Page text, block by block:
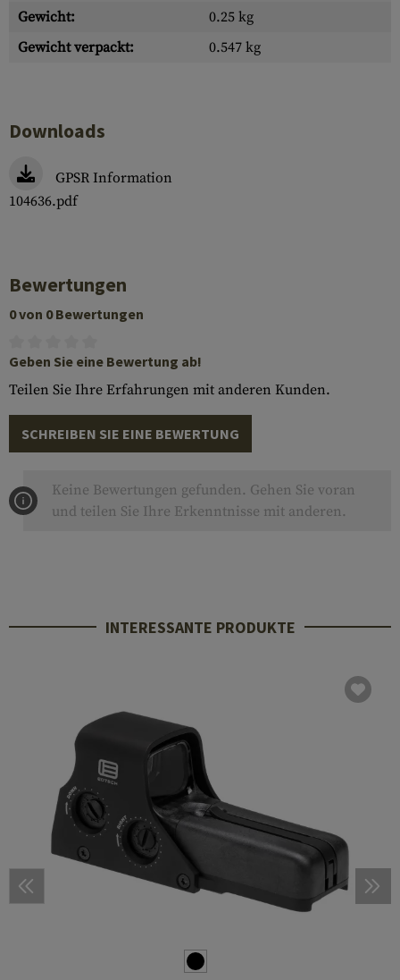
Gewicht:
0.25 kg
Gewicht verpackt:
0.547 kg
Downloads
GPSR Information
104636.pdf
Bewertungen
0 von 0 Bewertungen
Geben Sie eine Bewertung ab!
Teilen Sie Ihre Erfahrungen mit anderen Kunden.
SCHREIBEN SIE EINE BEWERTUNG
Keine Bewertungen gefunden. Gehen Sie voran
und teilen Sie Ihre Erkenntnisse mit anderen.
INTERESSANTE PRODUKTE